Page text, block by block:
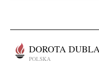
DOROTA
POLSKA